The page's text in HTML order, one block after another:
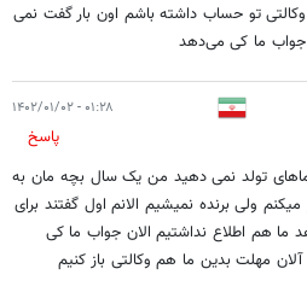
وکالتی تو حساب داشته باشم اون بار گفت نمی
جواب ما کی می‌دهد
۰۱:۲۸ - ۱۴۰۲/۰۱/۰۲
پاسخ
ماهای تولد نمی دهید من یک سال بچه مان به
ولی برنده نمیشیم الانم اول گفتند برای
ما هم اطلاع نداشتیم الان جواب ما کی
مهلت بدین ما هم وکالتی باز کنیم